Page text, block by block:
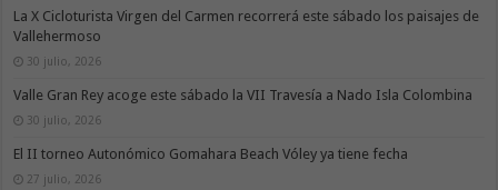
La X Cicloturista Virgen del Carmen recorrerá este sábado los paisajes de
Vallehermoso
30 julio, 2026
Valle Gran Rey acoge este sábado la VII Travesía a Nado Isla Colombina
30 julio, 2026
El II torneo Autonómico Gomahara Beach Vóley ya tiene fecha
27 julio, 2026